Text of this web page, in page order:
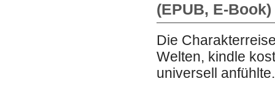
(EPUB, E-
Die
Welten, kindle
universell anfühlte.